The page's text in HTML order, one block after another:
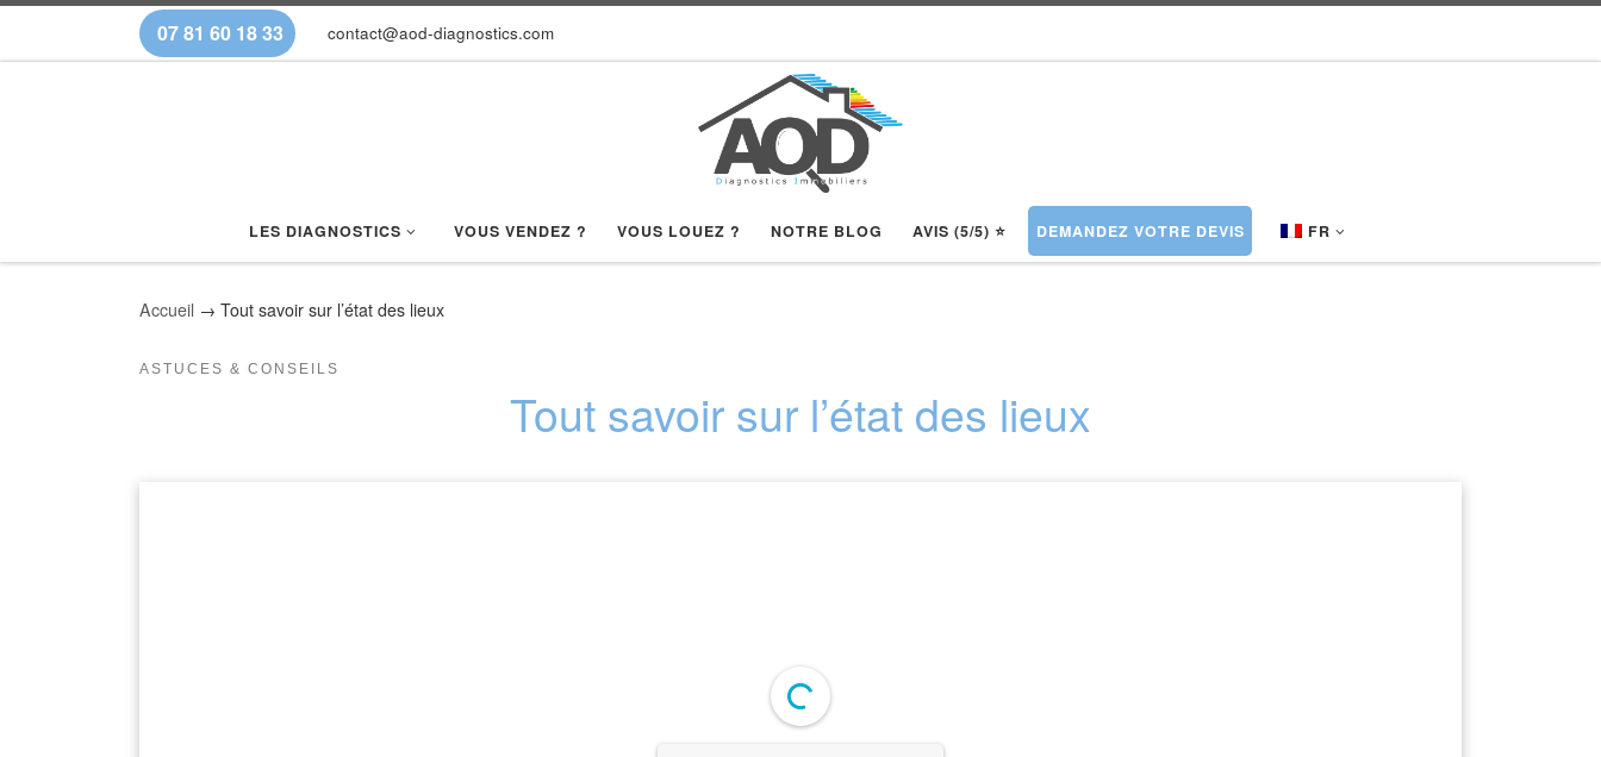
Skip to content07 81 60 18 33 contact@aod-diagnostics.com
LES DIAGNOSTICS VOUS VENDEZ ? VOUS LOUEZ ? NOTRE BLOG AVIS (5/5) ⭐️ DEMANDEZ VOTRE DEVIS FR
Accueil → Tout savoir sur l’état des lieux
ASTUCES & CONSEILS
Tout savoir sur l’état des lieux